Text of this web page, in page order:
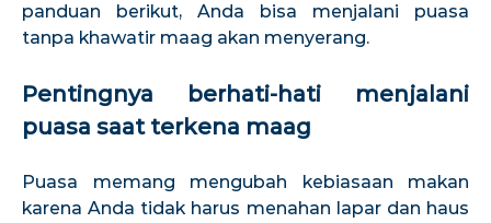
panduan berikut, Anda bisa menjalani puasa
tanpa khawatir maag akan menyerang.
Pentingnya berhati-hati menjalani
puasa saat terkena maag
Puasa memang mengubah kebiasaan makan
karena Anda tidak harus menahan lapar dan haus